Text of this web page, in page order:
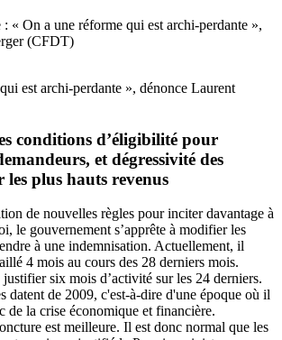
: « On a une réforme qui est archi-perdante »,
(CFDT)
est archi-perdante », dénonce Laurent
conditions d’éligibilité pour
et dégressivité des
plus hauts revenus
de nouvelles règles pour inciter davantage à
le gouvernement s’apprête à modifier les
à une indemnisation. Actuellement, il
4 mois au cours des 28 derniers mois.
six mois d’activité sur les 24 derniers.
datent de 2009, c'est-à-dire d'une époque où il
de la crise économique et financière.
est meilleure. Il est donc normal que les